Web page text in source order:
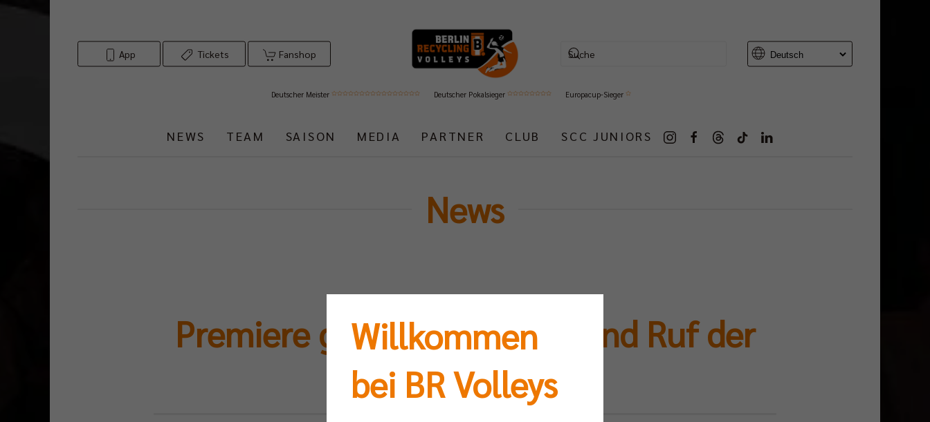
App Tickets Fanshop
Deutscher Meister Deutscher Pokalsieger Europacup-Sieger
NEWS TEAM SAISON MEDIA PARTNER CLUB SCC JUNIORS
News
Premiere gegen Aufsteiger und Ruf der
Königsklasse
Willkommen
bei BR Volleys